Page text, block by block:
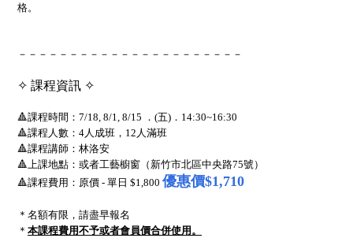
格。
－－－－－－－－－－－－－－－－－－－－－－
✧ 課程資訊 ✧
🔺課程時間：7/18, 8/1, 8/15 ．(五)．14:30~16:30
🔺課程人數：4人成班，12人滿班
🔺課程講師：林洛安
🔺上課地點：或者工藝櫥窗（新竹市北區中央路75號）
🔺課程費用：原價 - 單日 $1,800 優惠價$1,710
＊名額有限，請盡早報名
＊ 本課程費用不予或者會員價合併使用。